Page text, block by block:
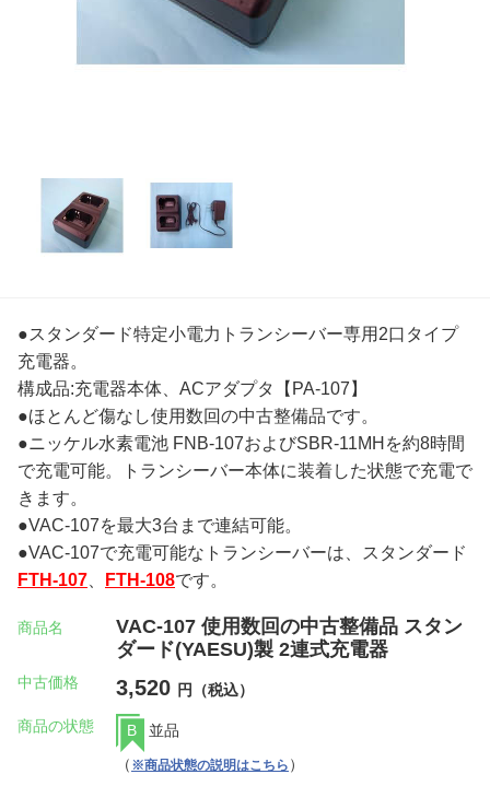
●スタンダード特定小電力トランシーバー専用2口タイプ
充電器。
構成品:充電器本体、ACアダプタ【PA-107】
●ほとんど傷なし使用数回の中古整備品です。
●ニッケル水素電池 FNB-107およびSBR-11MHを約8時間
で充電可能。トランシーバー本体に装着した状態で充電で
きます。
●VAC-107を最大3台まで連結可能。
●VAC-107で充電可能なトランシーバーは、スタンダード
FTH-107
FTH-108です。
商品名
VAC-107 使用数回の中古整備品 スタン
ダード(YAESU)製 2連式充電器
中古価格 3,520 円（税込）
商品の状態 B
並品
（ ※商品状態の説明はこちら ）